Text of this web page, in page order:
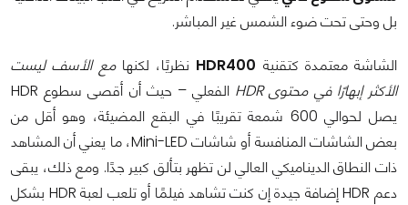
بل وحتى تحت ضوء الشمس غير المباشر.
الشاشة معتمدة كتقنية HDR400 نظريًا، لكنهامع الأسف ليست
الأكثر إبهارًا في محتوى HDR
الفعلي – حيث أن أقصى سطوع HDR
يصل لحوالي 600 شمعة تقريبًا في البقع المضيئة، وهو أقل من
بعض الشاشات المنافسة أو شاشات Mini-LED، ما يعني أن المشاهد
ذات النطاق الديناميكي العالي لن تظهر بتألق كبير جدًا. ومع ذلك، يبقى
دعم HDR إضافة جيدة إن كنت تشاهد فيلمًا أو تلعب لعبة HDR بشكل